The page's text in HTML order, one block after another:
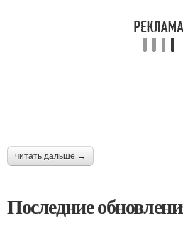
читать дальше →
Последние